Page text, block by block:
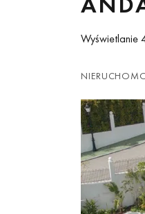
Wyświetlanie